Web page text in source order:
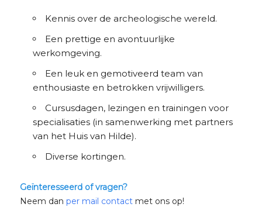
Kennis over de archeologische wereld.
Een prettige en avontuurlijke
werkomgeving.
Een leuk en gemotiveerd team van
enthousiaste en betrokken vrijwilligers.
Cursusdagen, lezingen en trainingen voor
specialisaties (in samenwerking met partners
van het Huis van Hilde).
Diverse kortingen.
Geïnteresseerd of vragen?
Neem dan per mail contactmet ons op!